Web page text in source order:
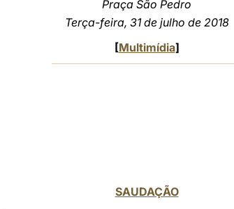
Praça São Pedro
Terça-feira, 31 de julho de 2018
[Multimídia]
SAUDAÇÃO